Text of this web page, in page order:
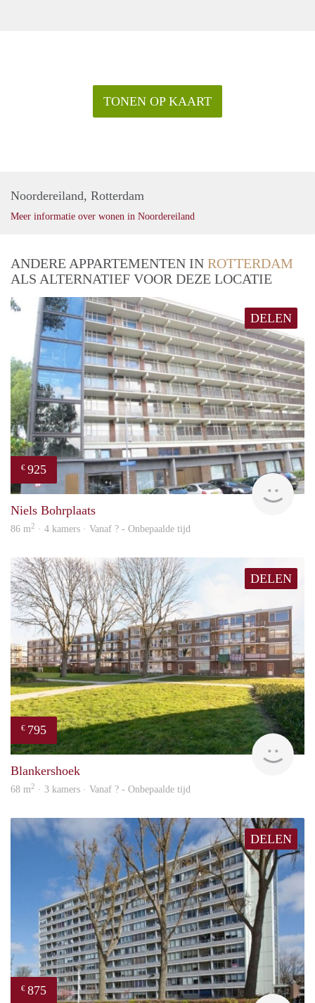
TONEN OP KAART
Noordereiland, Rotterdam
Meer informatie over wonen in Noordereiland
ANDERE APPARTEMENTEN IN ROTTERDAM
ALS ALTERNATIEF VOOR DEZE LOCATIE
DELEN
€ 925
rent
Niels Bohrplaats
86 m2 · 4 kamers · Vanaf ? - Onbepaalde tijd
DELEN
€ 795
Blankershoek
68 m2 · 3 kamers · Vanaf ? - Onbepaalde tijd
DELEN
€ 875
rent